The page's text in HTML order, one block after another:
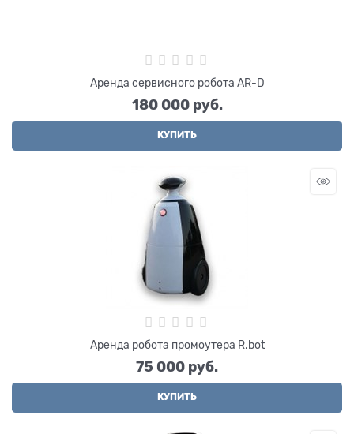
Аренда сервисного робота AR-D
180 000 руб.
КУПИТЬ
Аренда робота промоутера R.bot
75 000 руб.
КУПИТЬ